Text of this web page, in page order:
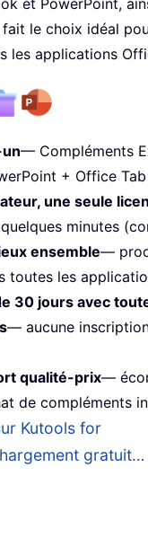
et PowerPoint,
le choix idéal
les applications
— Compléments
+ Office
une seule
minutes
ensemble—
toutes les
30 jours avec
— aucune
qualité-prix—
de compléments
Kutools for
gratuit…